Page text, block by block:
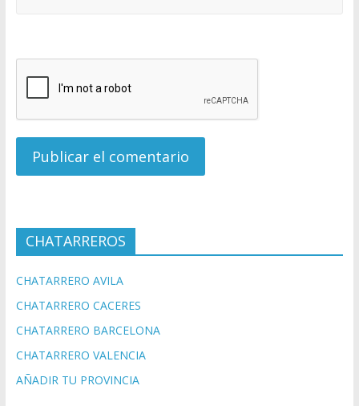
CHATARREROS
CHATARRERO AVILA
CHATARRERO CACERES
CHATARRERO BARCELONA
CHATARRERO VALENCIA
AÑADIR TU PROVINCIA